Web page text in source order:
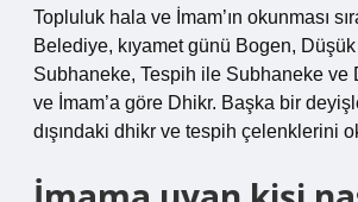
Topluluk hala ve İmam’ın okunması
Belediye, kıyamet günü Bogen,
Subhaneke, Tespih ile Subhaneke ve
ve İmam’a göre Dhikr. Başka bir
dışındaki dhikr ve tespih çelenklerini